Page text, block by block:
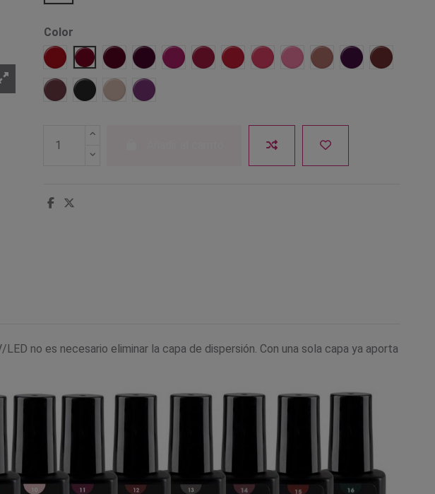
Color
01 Rojo 02 Cereza03 Burdeos
04 Rubí 05 Fucsia06 Frambuesa
07 Rojo anaranjado
08 Coral perlado
09 Rosa nude10 Beige nude
11 Vino 12
14 Marsala17 Negro18 Crema perlado
19 Violeta
no es necesario eliminar la capa de dispersión. Con una sola capa ya aporta